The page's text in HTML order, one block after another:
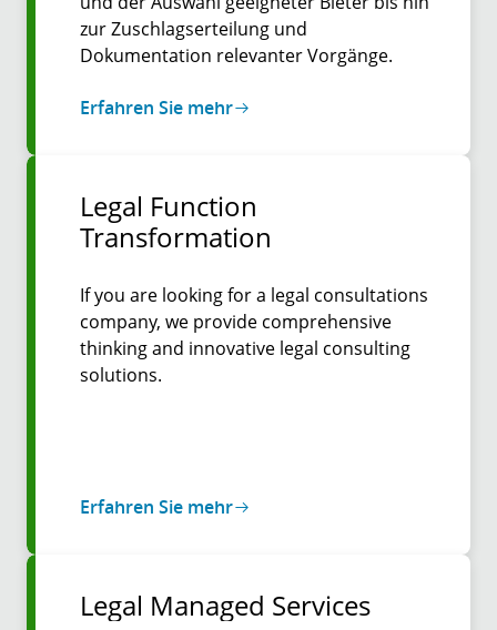
zur Zuschlagserteilung und
Dokumentation relevanter Vorgänge.
Erfahren Sie mehr
Legal Function
Transformation
If you are looking for a legal consultations
company, we provide comprehensive
thinking and innovative legal consulting
solutions.
Erfahren Sie mehr
Legal Managed Services